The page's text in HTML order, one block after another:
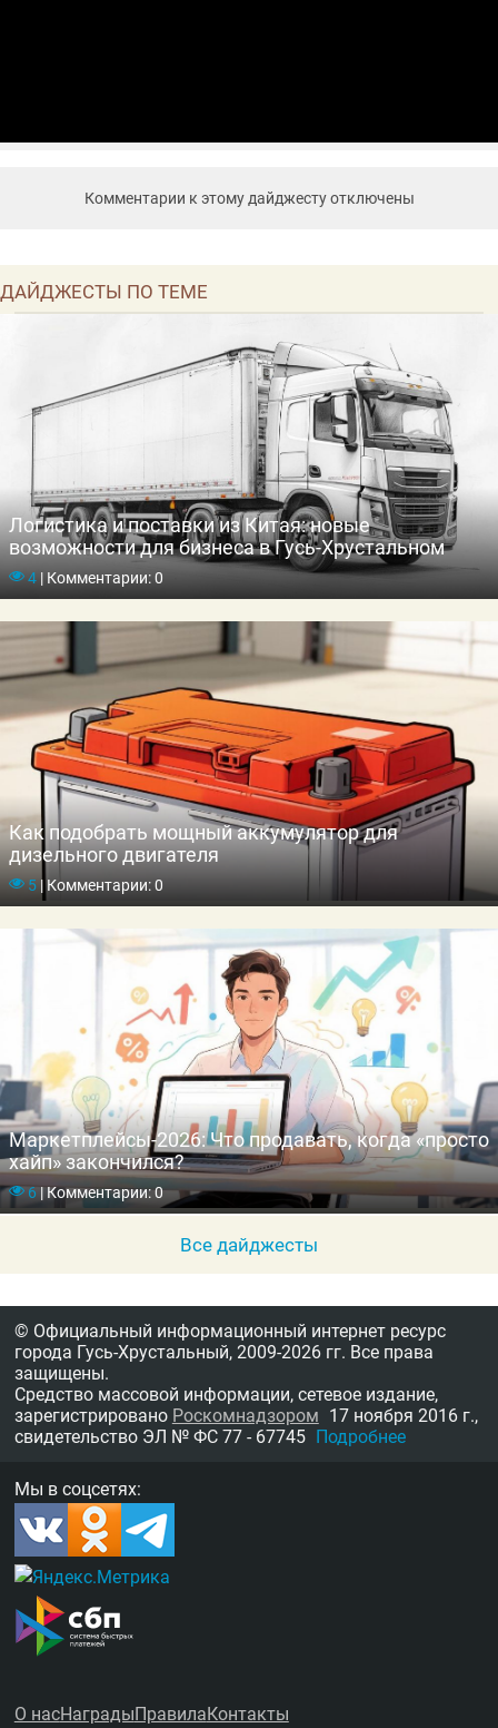
Комментарии к этому дайджесту отключены
ДАЙДЖЕСТЫ ПО ТЕМЕ
Логистика и поставки из Китая: новые
возможности для бизнеса в Гусь-Хрустальном
4 |Комментарии: 0
Как подобрать мощный аккумулятор для
дизельного двигателя
5 |Комментарии: 0
Маркетплейсы-2026: Что продавать, когда «просто
хайп» закончился?
6|Комментарии: 0
Все дайджесты
© Официальный информационный интернет ресурс
города Гусь-Хрустальный, 2009-2026 гг. Все права
защищены.
Средство массовой информации, сетевое издание,
зарегистрировано Роскомнадзором 17 ноября 2016 г.,
свидетельство ЭЛ № ФС 77 - 67745 Подробнее
Мы в соцсетях:
О насНаградыПравилаКонтакты